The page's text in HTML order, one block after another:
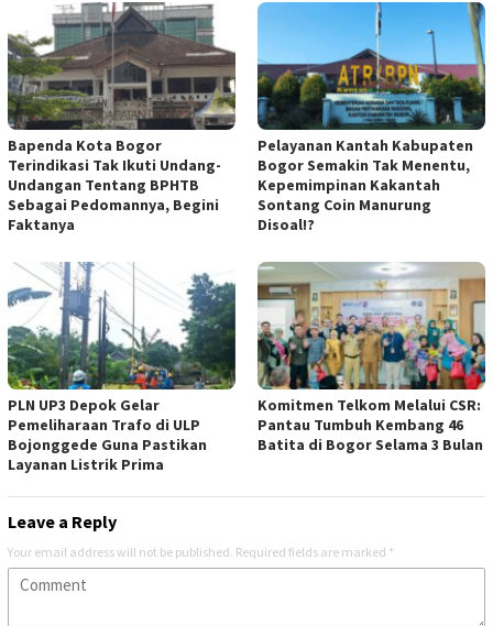
Bapenda Kota Bogor
Terindikasi Tak Ikuti Undang-
Undangan Tentang BPHTB
Sebagai Pedomannya, Begini
Faktanya
Pelayanan Kantah Kabupaten
Bogor Semakin Tak Menentu,
Kepemimpinan Kakantah
Sontang Coin Manurung
Disoal!?
PLN UP3 Depok Gelar
Pemeliharaan Trafo di ULP
Bojonggede Guna Pastikan
Layanan Listrik Prima
Komitmen Telkom Melalui CSR:
Pantau Tumbuh Kembang 46
Batita di Bogor Selama 3 Bulan
Leave a Reply
Your email address will not be published. Required fields are marked *